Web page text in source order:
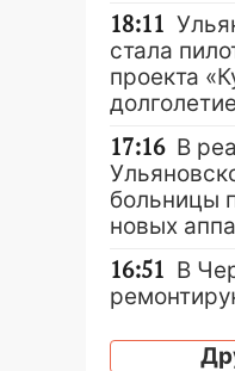
18:11
стала
проекта
17:16 В
больницы
новых
16:51 В
освещение